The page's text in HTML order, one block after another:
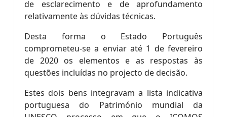
de esclarecimento e de aprofundamento
relativamente às dúvidas técnicas.
Desta forma o Estado Português
comprometeu-se a enviar até 1 de fevereiro
de 2020 os elementos e as respostas às
questões incluídas no projecto de decisão.
Estes dois bens integravam a lista indicativa
portuguesa do Património mundial da